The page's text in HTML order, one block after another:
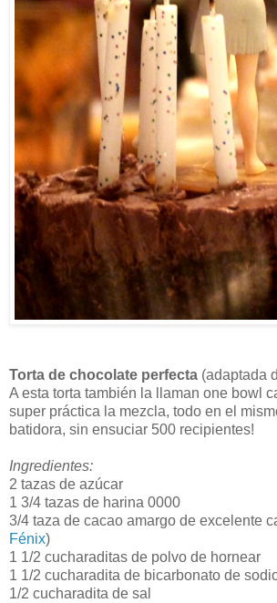
Torta de chocolate perfecta (adaptada
A esta torta también la llaman one bowl
super práctica la mezcla, todo en el
batidora, sin ensuciar 500 recipientes!
Ingredientes:
2 tazas de azúcar
1 3/4 tazas de harina 0000
3/4 taza de cacao amargo de excelente
Fénix)
1 1/2 cucharaditas de polvo de hornear
1 1/2 cucharadita de bicarbonato de
1/2 cucharadita de sal